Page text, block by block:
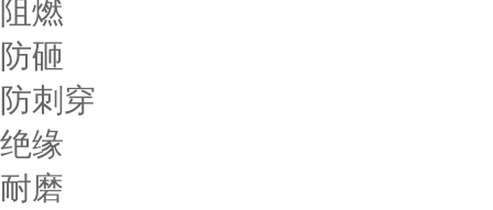
阻燃
防砸
防刺穿
绝缘
耐磨